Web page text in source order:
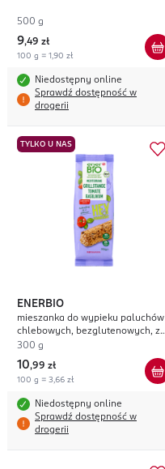
500 g
9,49 zł
100 g = 1,90 zł
Niedostępny online
Sprawdź dostępność w
drogerii
TYLKO U NAS
ENERBIO
mieszanka do wypieku paluchów
chlebowych, bezglutenowych, z
Pomidorem i Bazylią
300 g
10,99 zł
100 g = 3,66 zł
Niedostępny online
Sprawdź dostępność w
drogerii